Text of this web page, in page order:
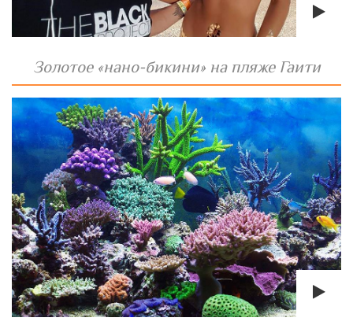
Золотое «нано-бикини» на пляже Гаити